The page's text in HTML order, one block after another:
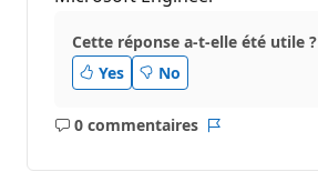
Cette réponse a-t-elle été utile ?
Yes
No
0 commentaires
Aucun